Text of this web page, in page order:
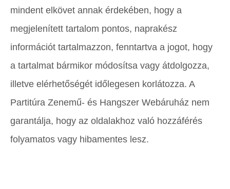
mindent elkövet annak érdekében, hogy a
megjelenített tartalom pontos, naprakész
információt tartalmazzon, fenntartva a jogot, hogy
a tartalmat bármikor módosítsa vagy átdolgozza,
illetve elérhetőségét időlegesen korlátozza. A
Partitúra Zenemű- és Hangszer Webáruház nem
garantálja, hogy az oldalakhoz való hozzáférés
folyamatos vagy hibamentes lesz.